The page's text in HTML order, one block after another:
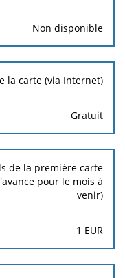
Non disponible
la carte (via Internet)
Gratuit
de la première carte
pour le mois à
venir)
1 EUR